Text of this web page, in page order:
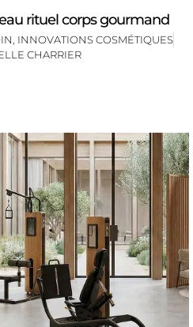
rituel corps gourmand
INNOVATIONS COSMÉTIQUES
CHARRIER